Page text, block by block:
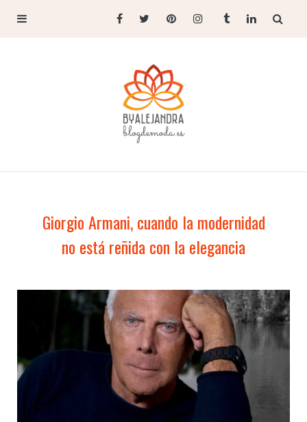
Giorgio Armani, cuando la modernidad
no está reñida con la elegancia